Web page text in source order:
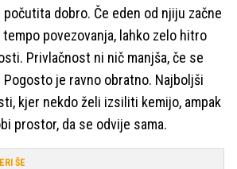
dobro. Če eden od njiju začne
povezovanja, lahko zelo hitro
Privlačnost ni nič manjša, če se
je ravno obratno. Najboljši
kjer nekdo želi izsiliti kemijo, ampak
prostor, da se odvije sama.
ŠE